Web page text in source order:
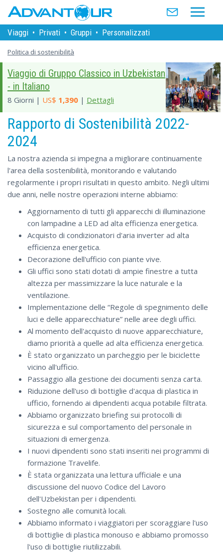
Viaggi • Privati • Gruppi • Personalizzati
Politica di sostenibilità
Viaggio di Gruppo Classico in Uzbekistan
- in Italiano
8 Giorni | US$ 1,390 | Dettagli
Rapporto di Sostenibilità 2022-
2024
La nostra azienda si impegna a migliorare continuamente
l'area della sostenibilità, monitorando e valutando
regolarmente i propri risultati in questo ambito. Negli ultimi
due anni, nelle nostre operazioni interne abbiamo:
Aggiornamento di tutti gli apparecchi di illuminazione
con lampadine a LED ad alta efficienza energetica.
Acquisto di condizionatori d'aria inverter ad alta
efficienza energetica.
Decorazione dell'ufficio con piante vive.
Gli uffici sono stati dotati di ampie finestre a tutta
altezza per massimizzare la luce naturale e la
ventilazione.
Implementazione delle “Regole di spegnimento delle
luci e delle apparecchiature” nelle aree degli uffici.
Al momento dell'acquisto di nuove apparecchiature,
diamo priorità a quelle ad alta efficienza energetica.
È stato organizzato un parcheggio per le biciclette
vicino all'ufficio.
Passaggio alla gestione dei documenti senza carta.
Riduzione dell'uso di bottiglie d'acqua di plastica in
ufficio, fornendo ai dipendenti acqua potabile filtrata.
Abbiamo organizzato briefing sui protocolli di
sicurezza e sul comportamento del personale in
situazioni di emergenza.
I nuovi dipendenti sono stati inseriti nei programmi di
formazione Travelife.
È stata organizzata una lettura ufficiale e una
discussione del nuovo Codice del Lavoro
dell'Uzbekistan per i dipendenti.
Sostegno alle comunità locali.
Abbiamo informato i viaggiatori per scoraggiare l'uso
di bottiglie di plastica monouso e abbiamo promosso
l'uso di bottiglie riutilizzabili.